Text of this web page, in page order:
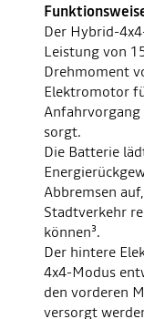
Der Hybrid-
Leistung von
Drehmoment
Elektromotor
Anfahrvorgang
sorgt.
Die Batterie
Abbremsen
Stadtverkehr
können³.
Der hintere
4x4-Modus
den vorderen
versorgt